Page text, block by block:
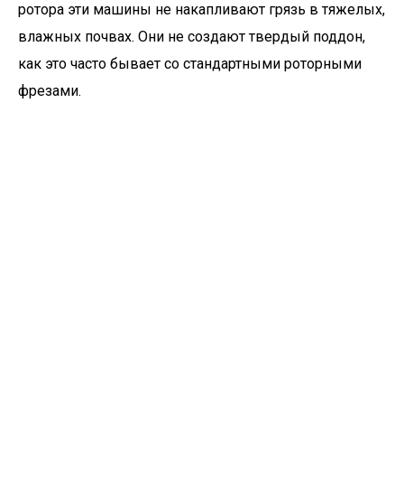
ротора эти машины не накапливают грязь в тяжелых,
влажных почвах. Они не создают твердый поддон,
как это часто бывает со стандартными роторными
фрезами.